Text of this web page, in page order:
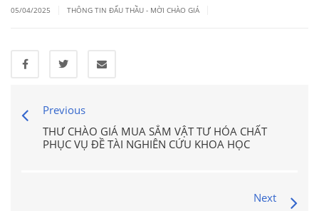
05/04/2025 THÔNG TIN ĐẤU THẦU - MỜI CHÀO GIÁ
Previous
THƯ CHÀO GIÁ MUA SẮM VẬT TƯ HÓA CHẤT
PHỤC VỤ ĐỀ TÀI NGHIÊN CỨU KHOA HỌC
Next